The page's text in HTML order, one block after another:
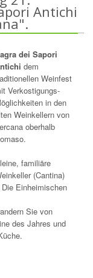
Antichi
dei Sapori
dem
Weinfest
Verkostigungs-
in den
Weinkellern von
oberhalb
familiäre
(Cantina)
Einheimischen
Sie von
des Jahres und